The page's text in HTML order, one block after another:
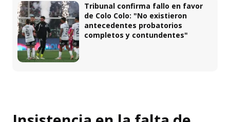
Tribunal confirma fallo en favor
de Colo Colo: "No existieron
antecedentes probatorios
completos y contundentes"